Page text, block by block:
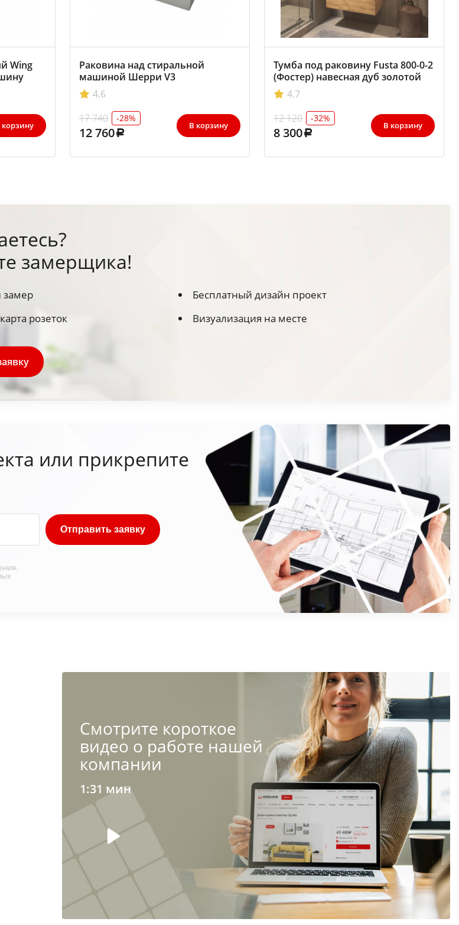
Wing
корзину
Раковина над стиральной
машиной Шерри V3
4.6
17 740
-28%
12 760 В корзину
Тумба под раковину Fusta 800-0-2
(Фостер) навесная дуб золотой
4.7
12 120
-32%
8 300 В корзину
замерщика!
замер
Бесплатный дизайн проект
розеток
Визуализация на месте
или прикрепите
Отправить заявку
.
Cмотрите короткое
видео о работе нашей
компании
1:31 мин